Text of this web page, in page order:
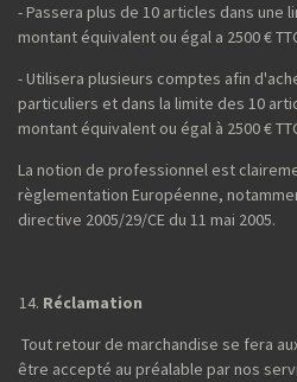
- Passera plus de 10 articles dans une
montant équivalent ou égal a 2500 €
- Utilisera plusieurs comptes afin
particuliers et dans la limite des 10
montant équivalent ou égal à 2500 €
La notion de professionnel est
règlementation Européenne,
directive 2005/29/CE du 11 mai 2005.
Réclamation
Tout retour de marchandise se fera
être accepté au préalable par nos